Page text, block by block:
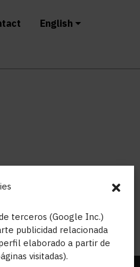
terceros (Google Inc.)
publicidad relacionada
elaborado a partir de
visitadas).
English